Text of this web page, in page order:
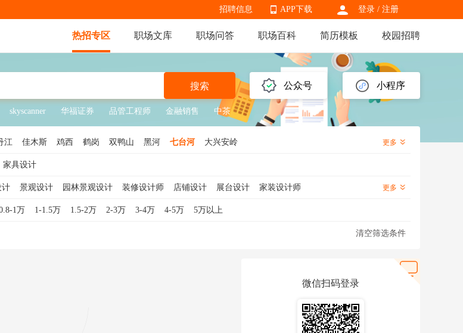
登录 / 注册
APP下载
APP下载
招聘信息
热招专区 职场文库 职场问答 职场百科 简历模板 校园招聘
公众号 小程序
搜索
skyscanner 华福证券 品管工程师 金融销售 中茶
江 佳木斯 鸡西 鹤岗 双鸭山 黑河 七台河 大兴安岭 更多
家具设计
计 景观设计 园林景观设计 装修设计师 店铺设计 展台设计
家装设计师
景观设计师 CAD设计 景观规划设计 橱窗设计 会展设计
更多
1万 1-1.5万 1.5-2万 2-3万 3-4万 4-5万 5万以上
清空筛选条件
微信扫码登录